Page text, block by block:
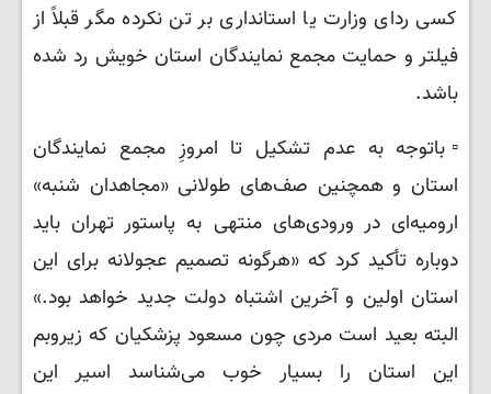
کسی ردای وزارت یا استانداری بر تن نکرده مگر قبلاً از
فیلتر و حمایت مجمع نمایندگان استان خویش رد شده
باشد.
▫️باتوجه به عدم تشکیل تا امروزِ مجمع نمایندگان
استان و همچنین صف‌های طولانی «مجاهدان شنبه»
ارومیه‌ای در ورودی‌های منتهی به پاستور تهران باید
دوباره تأکید کرد که «هرگونه تصمیم عجولانه برای این
استان اولین و آخرین اشتباه دولت جدید خواهد بود.»
البته بعید است مردی چون مسعود پزشکیان که زیروبم
این استان را بسیار خوب می‌شناسد اسیر این